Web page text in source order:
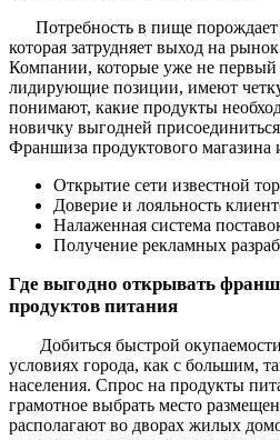
Потребность в пище
которая затрудняет выход на
Компании, которые уже не первый
лидирующие позиции, имеют
понимают, какие продукты
новичку выгодней
Франшиза продуктового магазина
Открытие сети известной
Доверие и лояльность
Налаженная система
Получение рекламных
Где выгодно открывать
продуктов питания
Добиться быстрой
условиях города, как с большим,
населения. Спрос на продукты
грамотное выбрать место
располагают во дворах жилых